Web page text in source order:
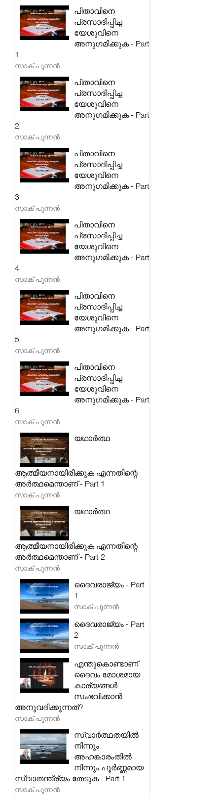
പിതാവിനെ
പ്രസാദിപ്പിച്ച
യേശുവിനെ
അനുഗമിക്കുക - Part
1
സാക് പുന്നൻ
പിതാവിനെ
പ്രസാദിപ്പിച്ച
യേശുവിനെ
അനുഗമിക്കുക - Part
2
സാക് പുന്നൻ
പിതാവിനെ
പ്രസാദിപ്പിച്ച
യേശുവിനെ
അനുഗമിക്കുക - Part
3
സാക് പുന്നൻ
പിതാവിനെ
പ്രസാദിപ്പിച്ച
യേശുവിനെ
അനുഗമിക്കുക - Part
4
സാക് പുന്നൻ
പിതാവിനെ
പ്രസാദിപ്പിച്ച
യേശുവിനെ
അനുഗമിക്കുക - Part
5
സാക് പുന്നൻ
പിതാവിനെ
പ്രസാദിപ്പിച്ച
യേശുവിനെ
അനുഗമിക്കുക - Part
6
സാക് പുന്നൻ
യഥാർത്ഥ
ആത്മീയനായിരിക്കുക എന്നതിന്റെ
അർത്ഥമെന്താണ് - Part 1
സാക് പുന്നൻ
യഥാർത്ഥ
ആത്മീയനായിരിക്കുക എന്നതിന്റെ
അർത്ഥമെന്താണ് - Part 2
സാക് പുന്നൻ
ദൈവരാജ്യം - Part
1
സാക് പുന്നൻ
ദൈവരാജ്യം - Part
2
സാക് പുന്നൻ
എന്തുകൊണ്ടാണ്
ദൈവം മോശമായ
കാര്യങ്ങൾ
സംഭവിക്കാൻ
അനുവദിക്കുന്നത്?
സാക് പുന്നൻ
സ്വാർത്ഥതയിൽ
നിന്നും
അഹങ്കാരംതിൽ
നിന്നും പൂർണ്ണമായ
സ്വാതന്ത്ര്യം തേടുക - Part 1
സാക് പുന്നൻ